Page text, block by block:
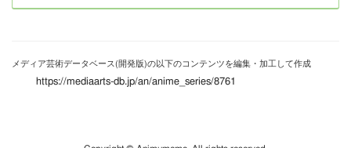
メディア芸術データベース(開発版)の以下のコンテンツを編集・加工して作成
https://mediaarts-db.jp/an/anime_series/8761